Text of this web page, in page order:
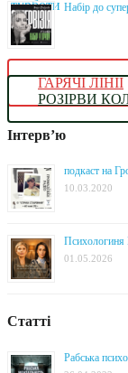
Набір до
ГАРЯЧІ ЛІНІЇ
РОЗІРВИ
Інтерв’ю
подкаст на
10.03.2020
Психологиня
01.05.2026
Статті
Рабська